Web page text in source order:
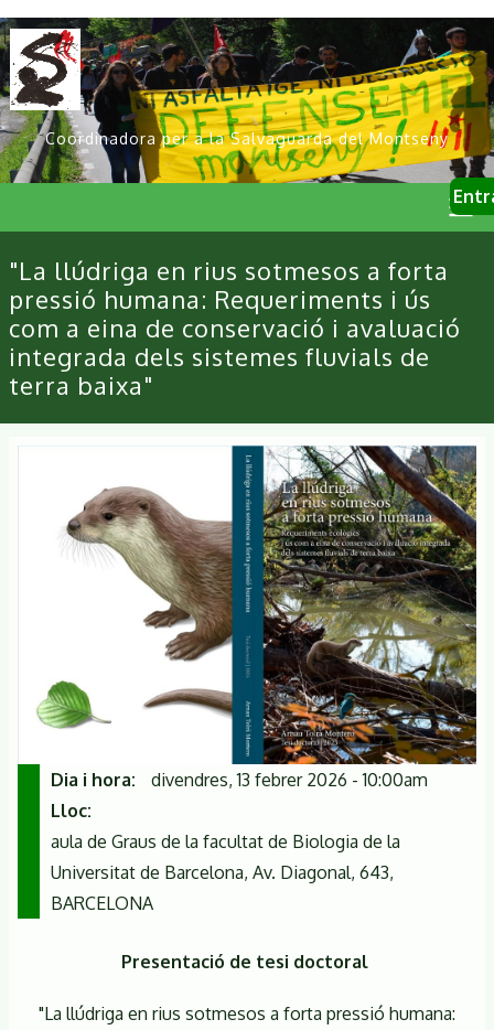
Vés
al
contingut
Coordinadora per a la Salvaguarda del Montseny
User
Primary
links
"La llúdriga en rius sotmesos a forta
pressió humana: Requeriments i ús
com a eina de conservació i avaluació
integrada dels sistemes fluvials de
terra baixa"
Dia i hora
divendres, 13 febrer 2026 - 10:00am
Lloc
aula de Graus de la facultat de Biologia de la
Universitat de Barcelona, Av. Diagonal, 643,
BARCELONA
Presentació de tesi doctoral
"La llúdriga en rius sotmesos a forta pressió humana: